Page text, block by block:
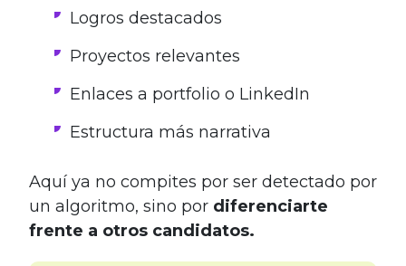
Logros destacados
Proyectos relevantes
Enlaces a portfolio o LinkedIn
Estructura más narrativa
Aquí ya no compites por ser detectado por
un algoritmo, sino por diferenciarte
frente a otros candidatos.